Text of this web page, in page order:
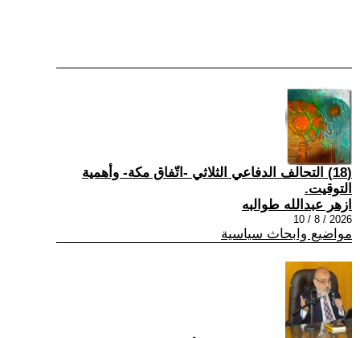
(18) التحالف الدفاعي الثلاثي -اتّفاق مكة- وأهمية
التوقيت.
ازهر عبدالله طوالبه
2026 / 8 / 10
مواضيع وابحاث سياسية